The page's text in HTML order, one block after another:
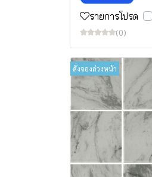
รายการโปรด
(0)
สั่งจองล่วงหน้า